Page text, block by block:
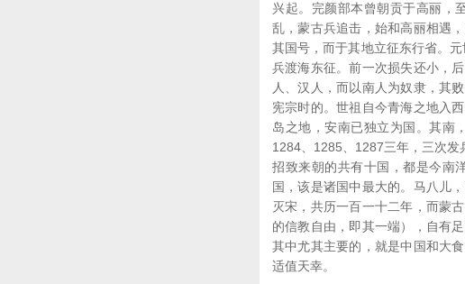
兴起。完颜部本曾朝贡于高丽，
乱，蒙古兵追击，始和高丽相遇
其国号，而于其地立征东行省。
兵渡海东征。前一次损失还小，
人、汉人，而以南人为奴隶，其
宪宗时的。世祖自今青海之地入
岛之地，安南已独立为国。其南
1284、1285、1287三年，三次发
招致来朝的共有十国，都是今南
国，该是诸国中最大的。马八儿
灭宋，共历一百一十二年，而蒙
的信教自由，即其一端），自有
其中尤其主要的，就是中国和大
适值天幸。